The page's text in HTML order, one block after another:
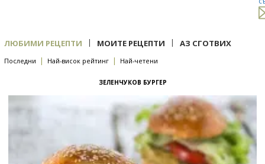
ЛЮБИМИ РЕЦЕПТИ | МОИТЕ РЕЦЕПТИ | АЗ СГОТВИХ
Последни | Най-висок рейтинг | Най-четени
ЗЕЛЕНЧУКОВ БУРГЕР